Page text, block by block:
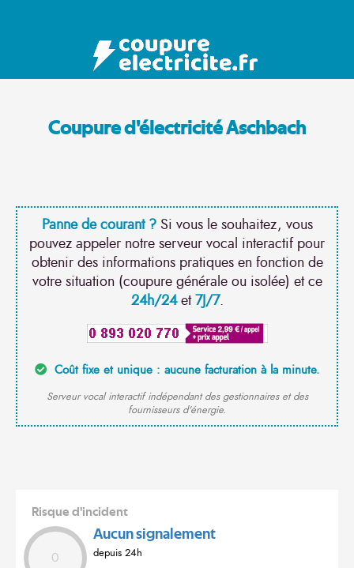
Coupure d'électricité Aschbach
Panne de courant ?Si vous le souhaitez, vous
pouvez appeler notre serveur vocal interactif pour
obtenir des informations pratiques en fonction de
votre situation (coupure générale ou isolée) et ce
24h/24et7J/7.
Coût fixe et unique : aucune facturation à la minute.
Serveur vocal interactif indépendant des gestionnaires et des
fournisseurs d'énergie.
Risque d'incident
0
Aucun signalement
depuis 24h